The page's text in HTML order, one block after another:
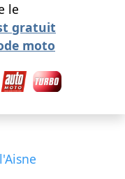
le
gratuit
moto